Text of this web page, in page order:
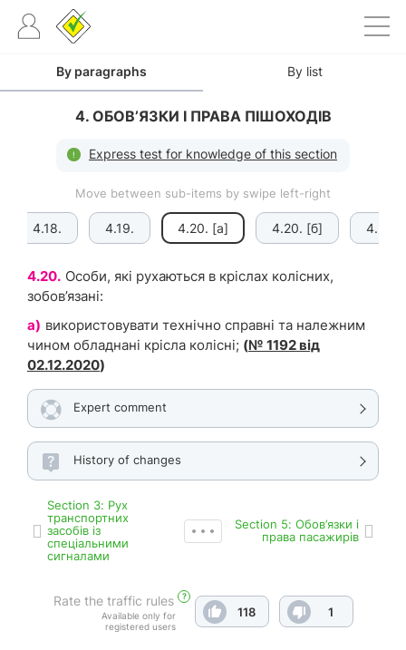
By paragraphs By list
4. ОБОВ’ЯЗКИ І ПРАВА ПІШОХОДІВ
Express test for knowledge of this section
Move between sub-items by swipe left-right
4.18. 4.19. 4.20. [а] 4.20. [б] 4.20.
4.20. Особи, які рухаються в кріслах колісних,
зобов’язані:
а) використовувати технічно справні та належним
чином обладнані крісла колісні; (№ 1192 від
02.12.2020)
Expert comment
History of changes
Section 3: Рух
транспортних
засобів із
спеціальними
сигналами
Section 5: Обов’язки і
права пасажирів
Rate the traffic rules ?
Available only for
registered users
118 1